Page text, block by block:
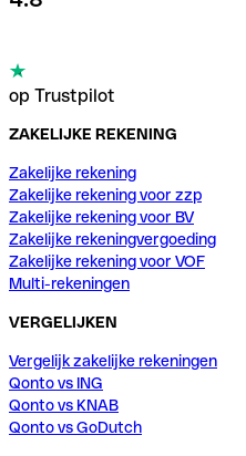
op Trustpilot
ZAKELIJKE REKENING
Zakelijke rekening
Zakelijke rekening voor zzp
Zakelijke rekening voor BV
Zakelijke rekeningvergoeding
Zakelijke rekening voor VOF
Multi-rekeningen
VERGELIJKEN
Vergelijk zakelijke rekeningen
Qonto vs ING
Qonto vs KNAB
Qonto vs GoDutch